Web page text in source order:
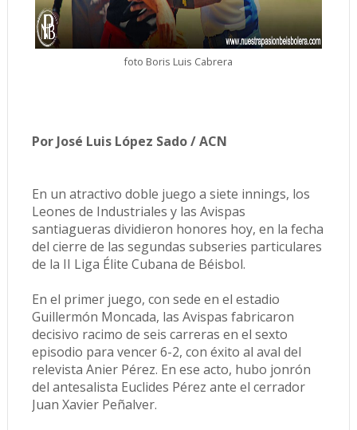
foto Boris Luis Cabrera
Por José Luis López Sado / ACN
En un atractivo doble juego a siete innings, los
Leones de Industriales y las Avispas
santiagueras dividieron honores hoy, en la fecha
del cierre de las segundas subseries particulares
de la II Liga Élite Cubana de Béisbol.
En el primer juego, con sede en el estadio
Guillermón Moncada, las Avispas fabricaron
decisivo racimo de seis carreras en el sexto
episodio para vencer 6-2, con éxito al aval del
relevista Anier Pérez. En ese acto, hubo jonrón
del antesalista Euclides Pérez ante el cerrador
Juan Xavier Peñalver.